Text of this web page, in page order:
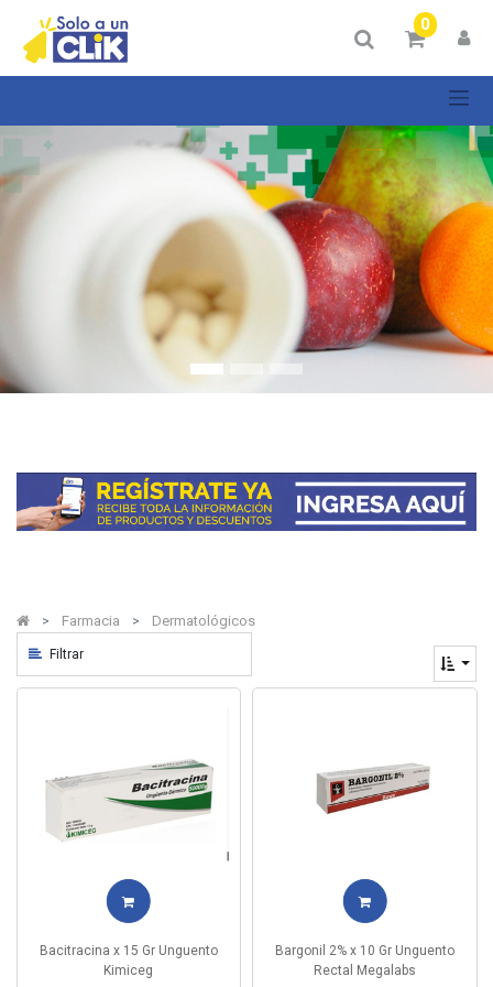
0
Farmacia Dermatológicos
Filtrar
Mostrar
Categorías
Mostrar
opciones
Bacitracina x 15 Gr Unguento
Kimiceg
Bargonil 2% x 10 Gr Unguento
Rectal Megalabs